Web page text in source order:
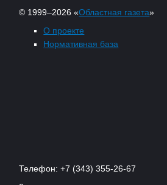
© 1999–2026 «Областная газета»
О проекте
Нормативная база
Телефон: +7 (343) 355-26-67